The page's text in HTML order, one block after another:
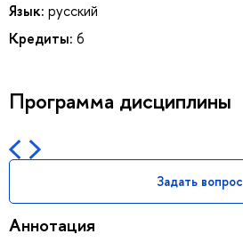
Язык: русский
Кредиты: 6
Программа дисциплины
Задать вопрос
Аннотация